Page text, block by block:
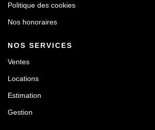
Politique des cookies
Nos honoraires
NOS SERVICES
Ventes
Locations
Estimation
Gestion